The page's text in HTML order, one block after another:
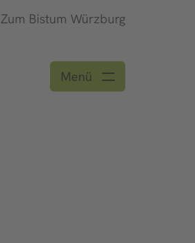
Zum Bistum Würzburg
Menü